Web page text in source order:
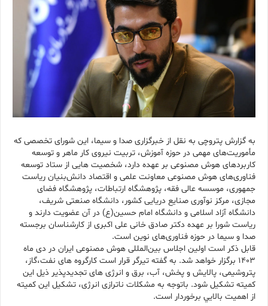
به گزارش پتروچی به نقل از خبرگزاری صدا و سیما، این شورای تخصصی که
مأموریت‌های مهمی در حوزه آموزش، تربیت نیروی کار ماهر و توسعه
کاربردهای هوش مصنوعی بر عهده دارد، شخصیت هایی از ستاد توسعه
فناوری‌های هوش مصنوعی معاونت علمی و اقتصاد دانش‌بنیان ریاست
جمهوری، موسسه عالی فقه، پژوهشگاه ارتباطات، پژوهشگاه فضای
مجازی، مرکز نوآوری صنایع دریایی کشور، دانشگاه صنعتی شریف،
دانشگاه آزاد اسلامی و دانشگاه امام حسین(ع) در آن عضویت دارند و
ریاست شورا بر عهده دکتر صادق خانی علی اکبری از کارشناسان برجسته
صدا و سیما در حوزه فناوری‌های نوین است.
قابل ذكر است اولین اجلاس بین‌المللی هوش مصنوعی ایران در دی ماه
1403 برگزار خواهد شد. به گفته تيرگر قرار است كارگروه هاى نفت،گاز،
پتروشيمى، پالايش و پخش، آب، برق و انرژى هاى تجديدپذير ذيل اين
كميته تشكيل شود. باتوجه به مشكلات ناترازى انرژى، تشكيل اين كميته
از اهميت بالايي برخوردار است.